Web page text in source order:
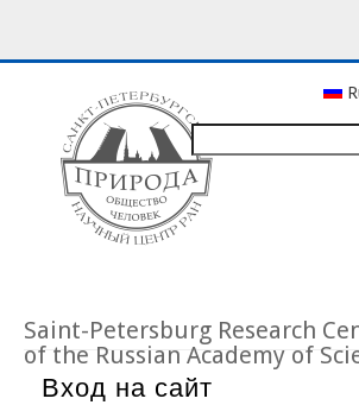
Saint-Petersburg Research
of the Russian Academy of
Вход на сайт